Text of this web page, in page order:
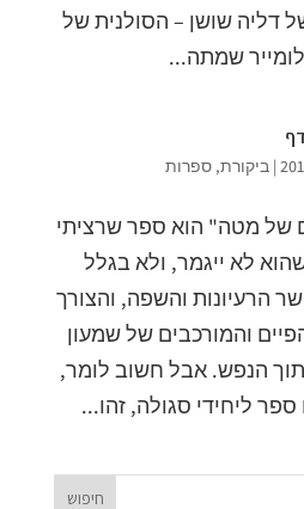
דליה שושן – הסולנית של
שמתה...
| ביקורת, ספרות
של מטה" הוא ספר שרציתי
לא ייגמר, ולא בגלל
הרעיונות והשפה, והצורך
והמורכבים של שמעון
הנפש. אבל חשוב לומר,
ליחידי סגולה, זהו...